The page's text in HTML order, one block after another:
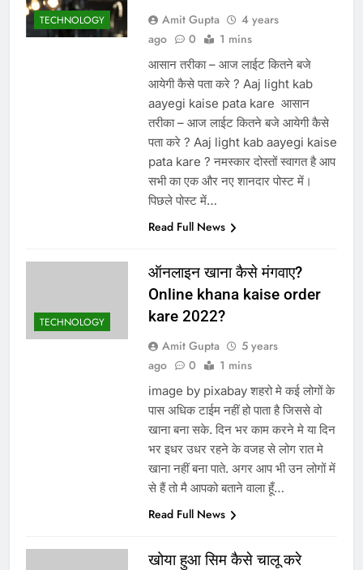
TECHNOLOGY Amit Gupta
4 years
ago
0 1 mins
आसान तरीका – आज लाईट कितने बजे
आयेगी कैसे पता करे ? Aaj light kab
aayegi kaise pata kare आसान
तरीका – आज लाईट कितने बजे आयेगी कैसे
पता करे ? Aaj light kab aayegi kaise
pata kare ? नमस्कार दोस्तों स्वागत है आप
सभी का एक और नए शानदार पोस्ट में।
पिछले पोस्ट में…
Read Full News
TECHNOLOGY
ऑनलाइन खाना कैसे मंगवाए?
Online khana kaise order
kare 2022?
Amit Gupta
5 years
ago
0 1 mins
image by pixabay शहरो मे कई लोगों के
पास अधिक टाईम नहीं हो पाता है जिससे वो
खाना बना सके. दिन भर काम करने मे या दिन
भर इधर उधर रहने के वजह से लोग रात मे
खाना नहीं बना पाते. अगर आप भी उन लोगों में
से हैं तो मै आपको बताने वाला हूँ…
Read Full News
खोया हुआ सिम कैसे चालू करे